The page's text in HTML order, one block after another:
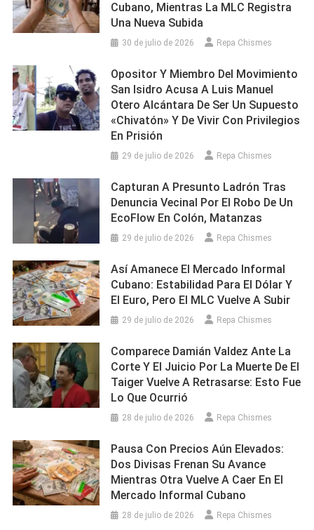
Cubano, Mientras La MLC Registra
Una Nueva Subida
30 de julio de 2026 Repa Chismes
Opositor Y Miembro Del Movimiento
San Isidro Acusa A Luis Manuel
Otero Alcántara De Ser Un Supuesto
«chivatón» Y De Vivir Con Privilegios
En Prisión
29 de julio de 2026 Repa Chismes
Capturan A Presunto Ladrón Tras
Denuncia Vecinal Por El Robo De Un
EcoFlow En Colón, Matanzas
29 de julio de 2026 Repa Chismes
Así Amanece El Mercado Informal
Cubano: Estabilidad Para El Dólar Y
El Euro, Pero El MLC Vuelve A Subir
29 de julio de 2026 Repa Chismes
Comparece Damián Valdez Ante La
Corte Y El Juicio Por La Muerte De El
Taiger Vuelve A Retrasarse: Esto Fue
Lo Que Ocurrió
28 de julio de 2026 Repa Chismes
Pausa Con Precios Aún Elevados:
Dos Divisas Frenan Su Avance
Mientras Otra Vuelve A Caer En El
Mercado Informal Cubano
28 de julio de 2026 Repa Chismes